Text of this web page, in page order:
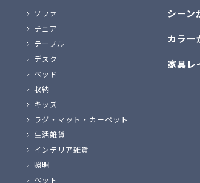
ソファ
チェア
テーブル
デスク
ベッド
収納
キッズ
ラグ・マット・カーペット
生活雑貨
インテリア雑貨
照明
ペット
シーン
カラー
家具レ